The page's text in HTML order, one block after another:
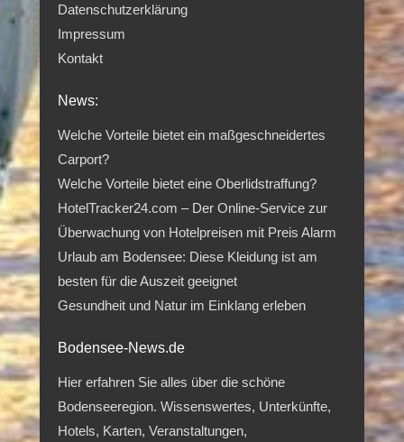
Datenschutzerklärung
Impressum
Kontakt
News:
Welche Vorteile bietet ein maßgeschneidertes
Carport?
Welche Vorteile bietet eine Oberlidstraffung?
HotelTracker24.com – Der Online-Service zur
Überwachung von Hotelpreisen mit Preis Alarm
Urlaub am Bodensee: Diese Kleidung ist am
besten für die Auszeit geeignet
Gesundheit und Natur im Einklang erleben
Bodensee-News.de
Hier erfahren Sie alles über die schöne
Bodenseeregion. Wissenswertes, Unterkünfte,
Hotels, Karten, Veranstaltungen,